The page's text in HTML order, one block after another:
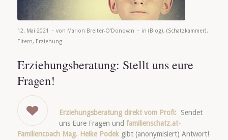
12. Mai 2021 - von Marion Breiter-O'Donovan - in (Blog), (Schatzkammer),
Eltern, Erziehung
Erziehungsberatung: Stellt uns eure
Fragen!
Erziehungsberatung direkt vom Profi: Sendet
uns Eure Fragen und familienschatz.at-
Familiencoach Mag. Heike Podek gibt (anonymisiert) Antwort!